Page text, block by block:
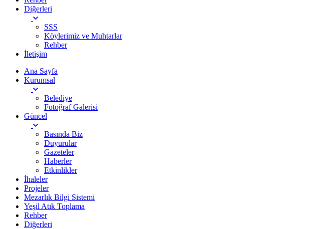
Diğerleri
SSS
Köylerimiz ve Muhtarlar
Rehber
İletişim
Ana Sayfa
Kurumsal
Belediye
Fotoğraf Galerisi
Güncel
Basında Biz
Duyurular
Gazeteler
Haberler
Etkinlikler
İhaleler
Projeler
Mezarlık Bilgi Sistemi
Yeşil Atık Toplama
Rehber
Diğerleri